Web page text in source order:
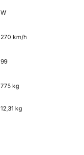
W
270 km/h
99
775 kg
12,31 kg